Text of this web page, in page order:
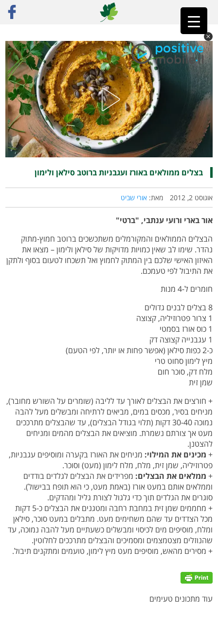
ראשי»רק מתכונים בצלים ממולאים באורז ועגבניות ברוטב סילאן ולימון
בצלים ממולאים באורז ועגבניות ברוטב סילאן ולימון
אוגוסט 2, 2012 מאת: אורי שביט
אור בארי ורועי ענתבי, "ברטי"
הבצלים הממולאים והמקורמלים משתכשכים ברוטב חמוץ-מתוק
נהדר. שימו לב שאין כמויות מדויקות של סילאן ולימון – מצאו את
האיזון האישי שלכם בין המתוק לחמוץ ואל תשכחו לטעום בסוף ולתקן
את התיבול לפי טעמכם.
חומרים ל-4 מנות
8 בצלים לבנים גדולים
1 צרור פטרוזיליה, קצוצה
1 כוס אורז בסמטי
1 עגבנייה קצוצה דק
כ-2 כפות סילאן (אפשר פחות או יותר, לפי הטעם)
מיץ לימון סחוט טרי
מלח דק, סוכר חום
שמן זית
+ חורצים את הבצלים לאורך עד לליבה (שומרים על השורש מחובר),
מניחים בסיר, מכסים במים, מביאים לרתיחה ומבשלים מעל להבה
נמוכה 30-40 דקות (תלוי בגודל הבצלים), עד שהבצלים מתרככים
מעט אך צורתם נשמרת. מוציאים את הבצלים מהמים ומניחים
להצטנן.
+ מכינים את המילוי: מניחים את האורז בקערה ומוסיפים עגבניות,
פטרוזיליה, שמן זית, מלח, מלח לימון (מעט) וסוכר.
+ ממלאים את הבצלים: מפרידים את הבצלים לגלדים בודדים
וממלאים אותם במעט אורז (באמת מעט, כי הוא תופח בבישול).
סוגרים את הגלדים תוך כדי גלגול לצורת גליל ומהדקים.
+ מחממים שמן זית במחבת רחבה ומטגנים את הבצלים כ-5 דקות
מכל הצדדים עד שהם משחימים מעט. מתבלים במעט סוכר, סילאן
ומלח, מוסיפים מים לכיסוי ומבשלים כשעתיים מעל להבה נמוכה, עד
שהנוזלים מצטמצמים ומסמיכים והבצלים מתרככים לחלוטין.
+ מסירים מהאש, מוסיפים מעט מיץ לימון, טועמים ומתקנים תיבול.
עוד מתכונים טעימים